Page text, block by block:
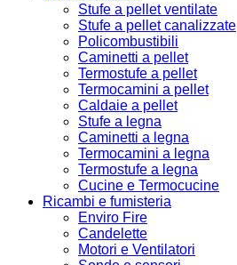
Stufe a pellet ventilate
Stufe a pellet canalizzate
Policombustibili
Caminetti a pellet
Termostufe a pellet
Termocamini a pellet
Caldaie a pellet
Stufe a legna
Caminetti a legna
Termocamini a legna
Termostufe a legna
Cucine e Termocucine
Ricambi e fumisteria
Enviro Fire
Candelette
Motori e Ventilatori